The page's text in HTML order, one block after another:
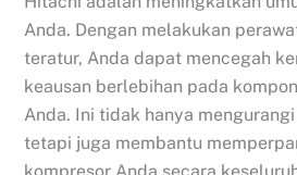
Anda. Dengan melakukan
teratur, Anda dapat mencegah
keausan berlebihan pada
Anda. Ini tidak hanya
tetapi juga membantu